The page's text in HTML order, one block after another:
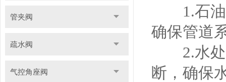
管夹阀
疏水阀
气控角座阀
1.石油
确保管道
2.水处
断，确保